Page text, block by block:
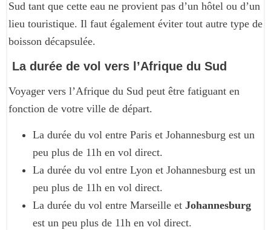
Sud tant que cette eau ne provient pas d’un hôtel ou d’un
lieu touristique. Il faut également éviter tout autre type de
boisson décapsulée.
La durée de vol vers l’Afrique du Sud
Voyager vers l’Afrique du Sud peut être fatiguant en
fonction de votre ville de départ.
La durée du vol entre Paris et Johannesburg est un
peu plus de 11h en vol direct.
La durée du vol entre Lyon et Johannesburg est un
peu plus de 11h en vol direct.
La durée du vol entre Marseille et Johannesburg
est un peu plus de 11h en vol direct.